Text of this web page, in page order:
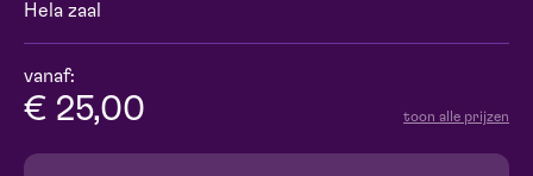
Hela zaal
vanaf:
€ 25,00 toon alle prijzen